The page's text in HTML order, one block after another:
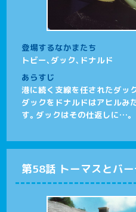
登場するなかまたち
トビー、ダック、ドナルド
あらすじ
港に続く支線を任されたダッ
ダックをドナルドはアヒルみ
す。ダックはその仕返しに…。
第58話 トーマスとバ